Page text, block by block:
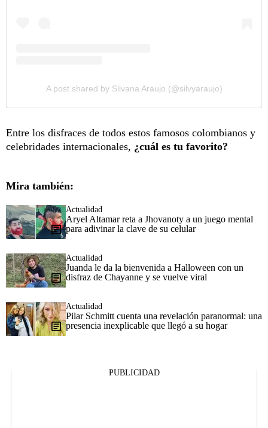
A post shared by Silvana Araujo (@silvyaraujo)
Entre los disfraces de todos estos famosos colombianos y
celebridades internacionales, ¿cuál es tu favorito?
Mira también:
Actualidad
Aryel Altamar reta a Jhovanoty a un juego mental
para adivinar la clave de su celular
Actualidad
Juanda le da la bienvenida a Halloween con un
disfraz de Chayanne y se vuelve viral
Actualidad
Pilar Schmitt cuenta una revelación paranormal: una
presencia inexplicable que llegó a su hogar
PUBLICIDAD